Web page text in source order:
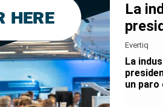
La
Evertiq
La
un paro